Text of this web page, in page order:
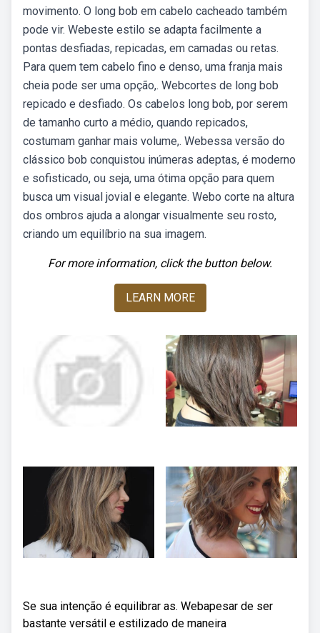
movimento. O long bob em cabelo cacheado também
pode vir. Webeste estilo se adapta facilmente a
pontas desfiadas, repicadas, em camadas ou retas.
Para quem tem cabelo fino e denso, uma franja mais
cheia pode ser uma opção,. Webcortes de long bob
repicado e desfiado. Os cabelos long bob, por serem
de tamanho curto a médio, quando repicados,
costumam ganhar mais volume,. Webessa versão do
clássico bob conquistou inúmeras adeptas, é moderno
e sofisticado, ou seja, uma ótima opção para quem
busca um visual jovial e elegante. Webo corte na altura
dos ombros ajuda a alongar visualmente seu rosto,
criando um equilíbrio na sua imagem.
For more information, click the button below.
LEARN MORE
Se sua intenção é equilibrar as. Webapesar de ser
bastante versátil e estilizado de maneira